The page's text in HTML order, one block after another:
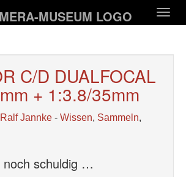
C/D DUALFOCAL
+ 1:3.8/35mm
Ralf Jannke - Wissen, Sammeln,
noch schuldig …